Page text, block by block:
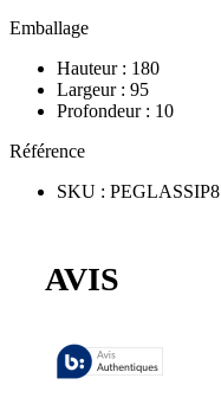
Emballage
Hauteur : 180
Largeur : 95
Profondeur : 10
Référence
SKU : PEGLASSIP8